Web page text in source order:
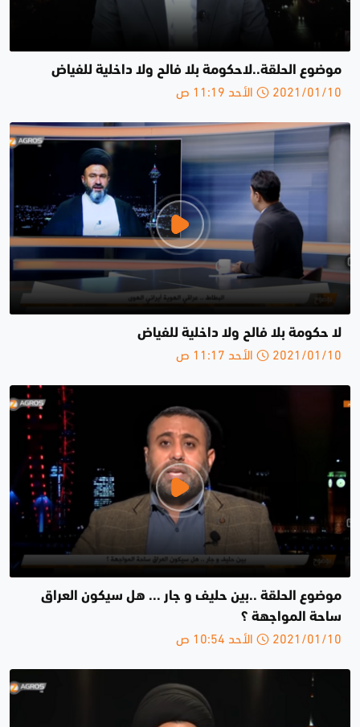
موضوع الحلقة..لاحكومة بلا فالح ولا داخلية للفياض
2021/01/10 الأحد 11:19 ص
لا حكومة بلا فالح ولا داخلية للفياض
2021/01/10 الأحد 11:17 ص
موضوع الحلقة ..بين حليف و جار ... هل سيكون العراق
ساحة المواجهة ؟
2021/01/10 الأحد 10:54 ص